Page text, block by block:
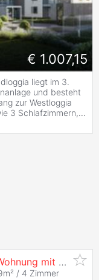
€ 1.007,15
liegt im 3.
und besteht
zur Westloggia
3 Schlafzimmern,...
eigenem Pool & Tiefgarage inklusive
/ 4 Zimmer